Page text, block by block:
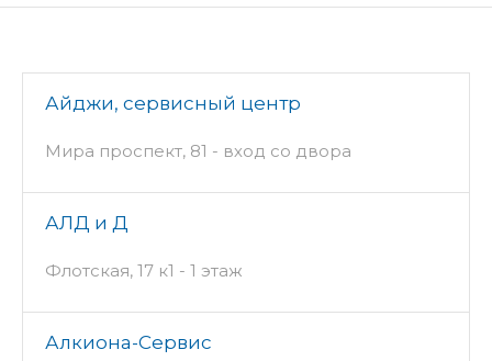
Айджи, сервисный центр
Мира проспект, 81 - вход со двора
АЛД и Д
Флотская, 17 к1 - 1 этаж
Алкиона-Сервис